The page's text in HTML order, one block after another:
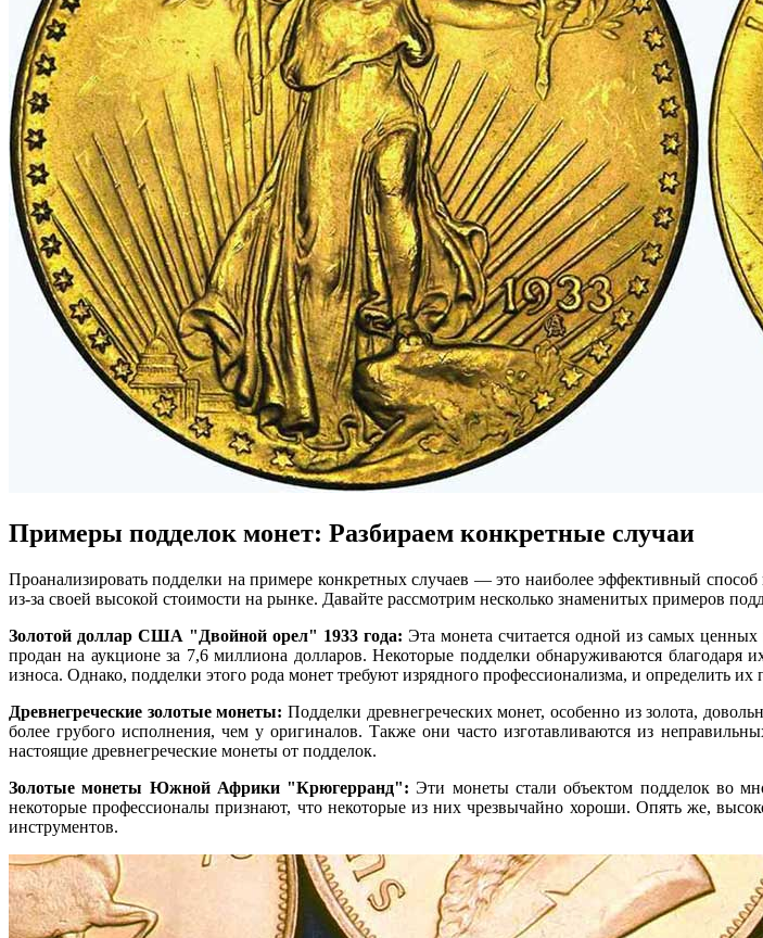
Примеры подделок монет: Разбираем конкретные случаи
Проанализировать подделки на примере конкретных случаев — это наиболее эффективный
из-за своей высокой стоимости на рынке. Давайте рассмотрим несколько знаменитых примеров
Золотой доллар США "Двойной орел" 1933 года: Эта монета считается одной из самых
продан на аукционе за 7,6 миллиона долларов. Некоторые подделки обнаруживаются
износа. Однако, подделки этого рода монет требуют изрядного профессионализма, и определить
Древнегреческие золотые монеты: Подделки древнегреческих монет, особенно из золота,
более грубого исполнения, чем у оригиналов. Также они часто изготавливаются из
настоящие древнегреческие монеты от подделок.
Золотые монеты Южной Африки "Крюгерранд": Эти монеты стали объектом подделок во
некоторые профессионалы признают, что некоторые из них чрезвычайно хороши. Опять же,
инструментов.